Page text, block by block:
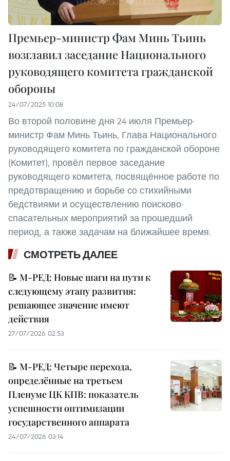
Премьер-министр Фам Минь Тьинь
возглавил заседание Национального
руководящего комитета гражданской
обороны
24/07/2025 10:08
Во второй половине дня 24 июля Премьер-
министр Фам Минь Тьинь, Глава Национального
руководящего комитета по гражданской обороне
(Комитет), провёл первое заседание
руководящего комитета, посвящённое работе по
предотвращению и борьбе со стихийными
бедствиями и осуществлению поисково-
спасательных мероприятий за прошедший
период, а также задачам на ближайшее время.
СМОТРЕТЬ ДАЛЕЕ
📝 М-РЕД: Новые шаги на пути к
следующему этапу развития:
решающее значение имеют
действия
27/07/2026 02:53
📝 М-РЕД: Четыре перехода,
определённые на третьем
Пленуме ЦК КПВ: показатель
успешности оптимизации
государственного аппарата
24/07/2026 03:14